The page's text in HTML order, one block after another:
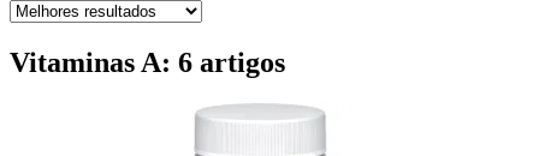
Vitaminas A: 6 artigos